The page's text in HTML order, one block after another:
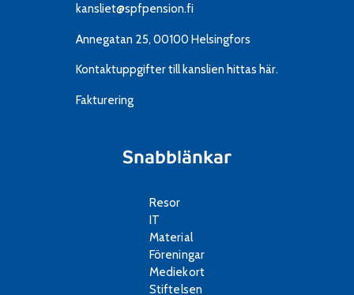
kansliet@spfpension.fi
Annegatan 25, 00100 Helsingfors
Kontaktuppgifter till kanslien hittas här.
Fakturering
Snabblänkar
Resor
IT
Material
Föreningar
Mediekort
Stiftelsen